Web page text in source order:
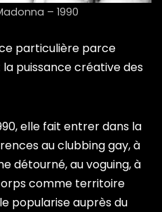
– 1990
particulière parce
puissance créative des
elle fait entrer dans la
au clubbing gay, à
détourné, au voguing, à
comme territoire
popularise auprès du